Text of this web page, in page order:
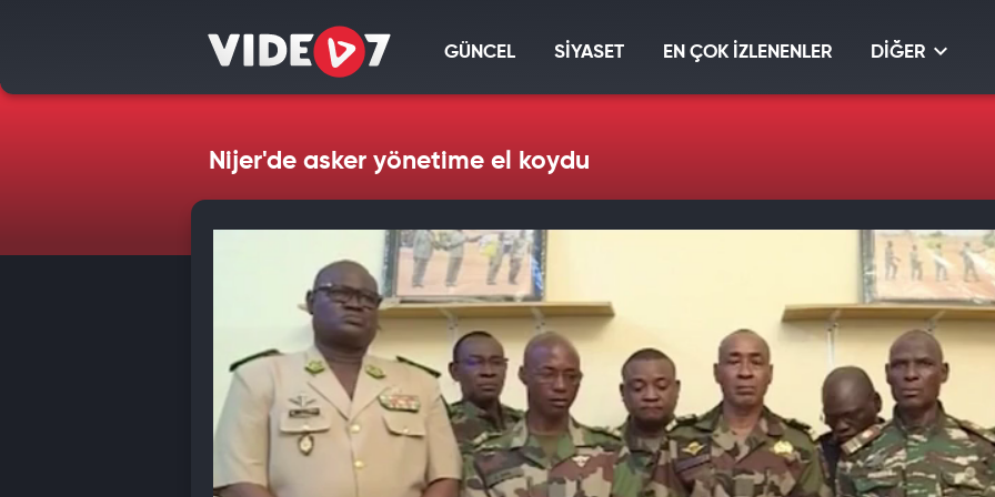
GÜNCEL SİYASET EN ÇOK İZLENENLER DİĞER
Nijer'de asker yönetime el koydu